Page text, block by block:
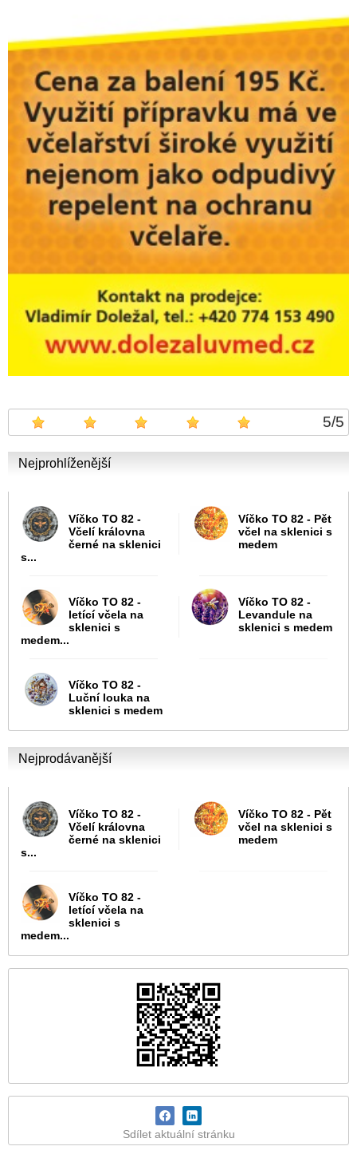
5/5
Nejprohlíženější
Víčko TO 82 -
Včelí královna
černé na sklenici
s...
Víčko TO 82 - Pět
včel na sklenici s
medem
Víčko TO 82 -
letící včela na
sklenici s
medem...
Víčko TO 82 -
Levandule na
sklenici s medem
Víčko TO 82 -
Luční louka na
sklenici s medem
Nejprodávanější
Víčko TO 82 -
Včelí královna
černé na sklenici
s...
Víčko TO 82 - Pět
včel na sklenici s
medem
Víčko TO 82 -
letící včela na
sklenici s
medem...
Sdílet aktuální stránku